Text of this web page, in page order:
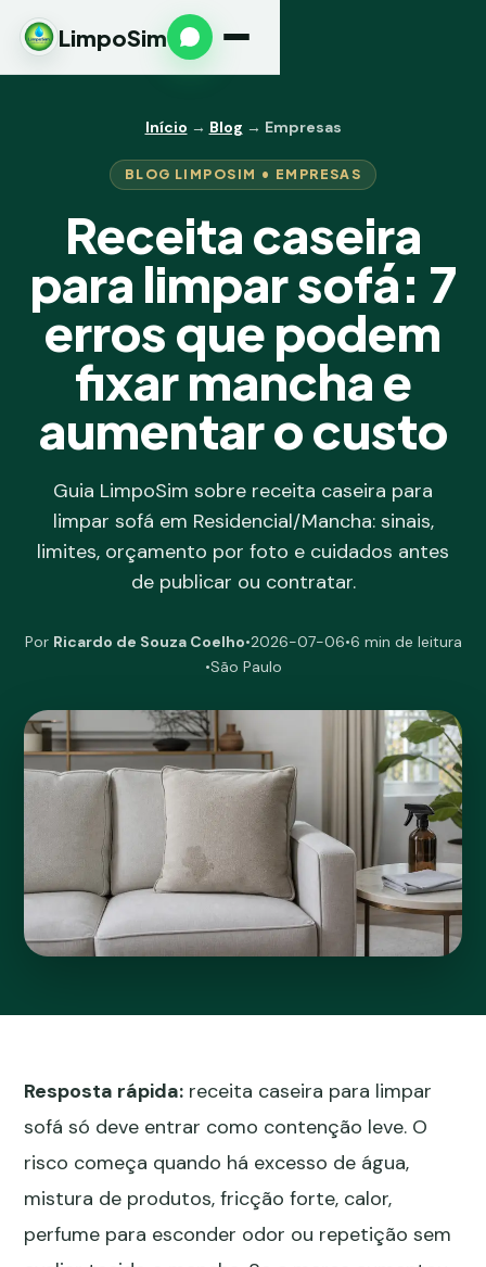
LimpoSim
Início → Blog → Empresas
BLOG LIMPOSIM • EMPRESAS
Receita caseira
para limpar sofá: 7
erros que podem
fixar mancha e
aumentar o custo
Guia LimpoSim sobre receita caseira para
limpar sofá em Residencial/Mancha: sinais,
limites, orçamento por foto e cuidados antes
de publicar ou contratar.
Por Ricardo de Souza Coelho•2026-07-06•6 min de leitura
•São Paulo
Resposta rápida: receita caseira para limpar
sofá só deve entrar como contenção leve. O
risco começa quando há excesso de água,
mistura de produtos, fricção forte, calor,
perfume para esconder odor ou repetição sem